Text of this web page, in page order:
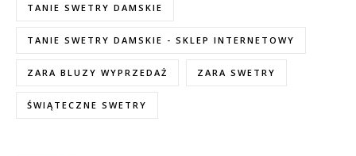
TANIE SWETRY DAMSKIE
TANIE SWETRY DAMSKIE - SKLEP INTERNETOWY
ZARA BLUZY WYPRZEDAŻ ZARA SWETRY
ŚWIĄTECZNE SWETRY